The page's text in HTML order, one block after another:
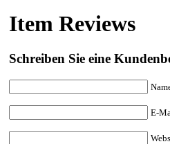
Item Reviews
Schreiben Sie eine
E-